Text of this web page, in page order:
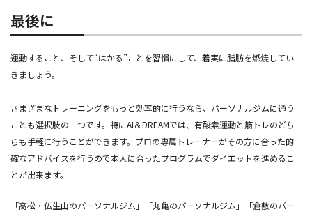
最後に
運動すること、そして“はかる”ことを習慣にして、着実に脂肪を燃焼してい
きましょう。
さまざまなトレーニングをもっと効率的に行うなら、パーソナルジムに通う
ことも選択肢の一つです。特にAI＆DREAMでは、有酸素運動と筋トレのどち
らも手軽に行うことができます。プロの専属トレーナーがその方に合った的
確なアドバイスを行うので本人に合ったプログラムでダイエットを進めるこ
とが出来ます。
「高松・仏生山のパーソナルジム」「丸亀のパーソナルジム」「倉敷のパー